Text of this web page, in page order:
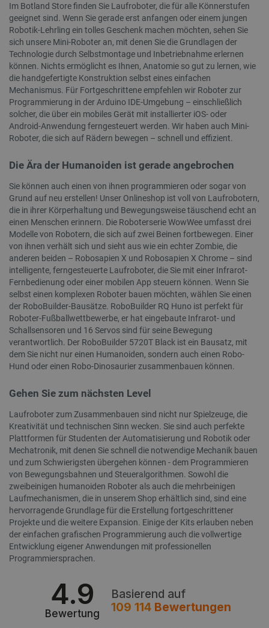
Im Botland Store finden Sie Laufroboter, die für alle Könnerstufen
geeignet sind. Wenn Sie gerade erst anfangen oder einem jungen
Robotik-Lehrling ein tolles Geschenk machen möchten, sehen Sie
sich unsere Mini-Roboter an, mit denen Sie die Grundlagen der
Technologie durch Selbstmontage und Inbetriebnahme erlernen
können. Nichts ermöglicht es Ihnen, Anatomie so gut zu lernen, wie
die handgefertigte Konstruktion selbst eines einfachen
Mechanismus. Für Fortgeschrittene empfehlen wir Roboter zur
Programmierung in der Arduino IDE-Umgebung – einschließlich
solcher, die über ein mobiles Gerät mit installierter iOS- oder
Android-Anwendung ferngesteuert werden. Wir haben auch Mini-
Roboter, die sich auf Rädern bewegen – schnell und effizient.
Die Ära der Humanoiden ist gerade angebrochen
Sie können auch einen von ihnen programmieren oder sogar von
Grund auf neu erstellen! Unser Onlineshop ist voll von Laufrobotern,
die in ihrer Körperhaltung und Bewegungsweise täuschend echt an
einen Menschen erinnern. Die Roboterserie WowWee umfasst drei
Modelle von Robotern, die sich auf zwei Beinen fortbewegen. Einer
von ihnen verhält sich und sieht aus wie ein echter Zombie, die
anderen beiden – Robosapien X und Robosapien X Chrome – sind
intelligente, ferngesteuerte Laufroboter, die Sie mit einer Infrarot-
Fernbedienung oder einer mobilen App steuern können. Wenn Sie
selbst einen komplexen Roboter bauen möchten, wählen Sie einen
der RoboBuilder-Bausätze. RoboBuilder RQ Huno ist perfekt für
Roboter-Fußballwettbewerbe, er hat eingebaute Infrarot- und
Schallsensoren und 16 Servos sind für seine Bewegung
verantwortlich. Der RoboBuilder 5720T Black ist ein Bausatz, mit
dem Sie nicht nur einen Humanoiden, sondern auch einen Robo-
Hund oder einen Robo-Dinosaurier zusammenbauen können.
Gehen Sie zum nächsten Level
Laufroboter zum Zusammenbauen sind nicht nur Spielzeuge, die
Kreativität und technischen Sinn wecken. Sie sind auch perfekte
Plattformen für Studenten der Automatisierung und Robotik oder
Mechatronik, mit denen Sie schnell die notwendige Mechanik bauen
und zum Schwierigsten übergehen können - dem Programmieren
von Bewegungsbahnen und Steueralgorithmen. Sowohl die
zweibeinigen humanoiden Roboter als auch die mehrbeinigen
Laufmechanismen, die in unserem Shop erhältlich sind, sind eine
hervorragende Grundlage für die Erstellung fortgeschrittener
Projekte und die weitere Expansion. Einige der Kits erlauben neben
der einfachen grafischen Programmierung auch die vollwertige
Entwicklung eigener Anwendungen mit professionellen
Programmiersprachen.
4.9
Bewertung
Basierend auf
109 114Bewertungen
TARGETING
FUNKTIONALITÄT
Unbedingt erforderlich Performance
Targeting Funktionalität
Unbedingt erforderliche Cookies ermöglichen
wesentliche Kernfunktionen der Website wie die
Ohne die unbedingt erforderlichen Cookies kann
die Website nicht ordnungsgemäß verwendet
Name
Anbieter/
Domäne
VISITOR_PRIVACY_METADATA
YouTube
.youtube.com
PrestaShop-[abcdef0123456789]{32} .botland.de
LaVisitorId_Ym90bGFuZC5sYWRlc2suY29tLw .botland.de
critData botland.de